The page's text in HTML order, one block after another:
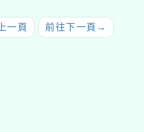
一頁 前往下一頁 →